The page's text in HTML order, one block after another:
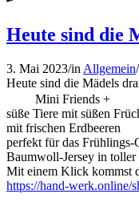
Heute sind die
3. Mai 2023/in Allgemein/
Heute sind die Mädels
Mini Friends +
süße Tiere mit süßen
mit frischen Erdbeeren
perfekt für das Frühlings-
Baumwoll-Jersey in
Mit einem Klick kommst
https://hand-werk.online/